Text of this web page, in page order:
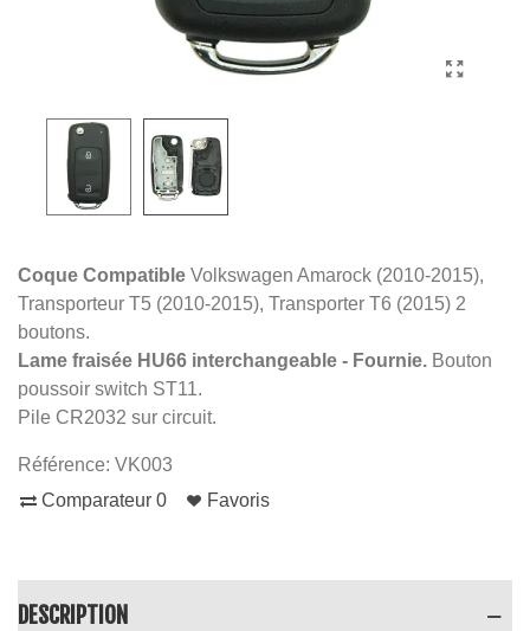
Coque Compatible Volkswagen Amarock (2010-2015),
Transporteur T5 (2010-2015), Transporter T6 (2015) 2
boutons.
Lame fraisée HU66 interchangeable - Fournie. Bouton
poussoir switch ST11.
Pile CR2032 sur circuit.
Référence: VK003
Comparateur 0 Favoris
DESCRIPTION